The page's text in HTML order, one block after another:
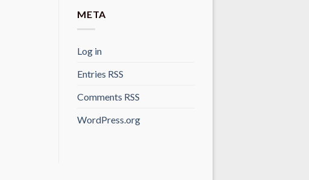
META
Log in
Entries RSS
Comments RSS
WordPress.org